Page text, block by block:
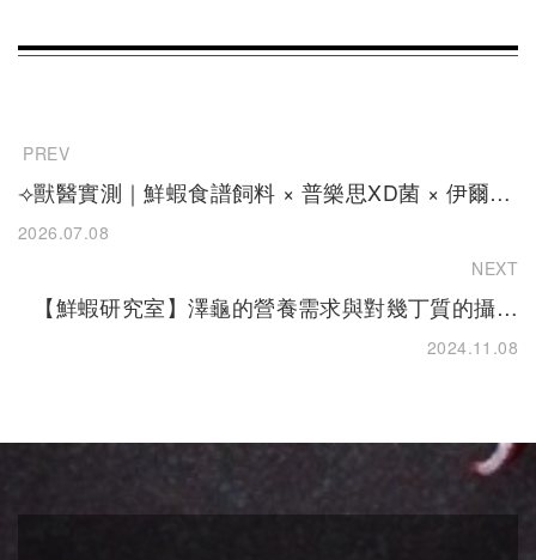
PREV
⟢獸醫實測｜鮮蝦食譜飼料 × 普樂思XD菌 × 伊爾過
濾 使用體驗分享⟣
2026.07.08
NEXT
【鮮蝦研究室】澤龜的營養需求與對幾丁質的攝取
(上)
2024.11.08